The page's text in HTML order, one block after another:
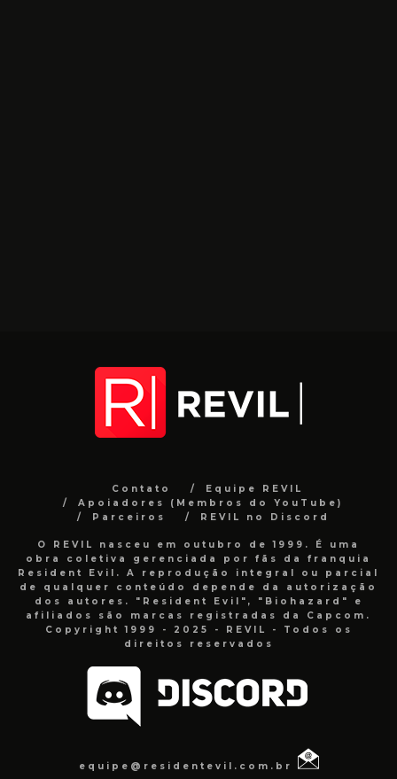
Contato
Equipe REVIL
Apoiadores (Membros do YouTube)
Parceiros
REVIL no Discord
O REVIL nasceu em outubro de 1999. É uma
obra coletiva gerenciada por fãs da franquia
Resident Evil. A reprodução integral ou parcial
de qualquer conteúdo depende da autorização
dos autores. "Resident Evil", "Biohazard" e
afiliados são marcas registradas da Capcom.
Copyright 1999 - 2025 - REVIL - Todos os
direitos reservados
equipe@residentevil.com.br